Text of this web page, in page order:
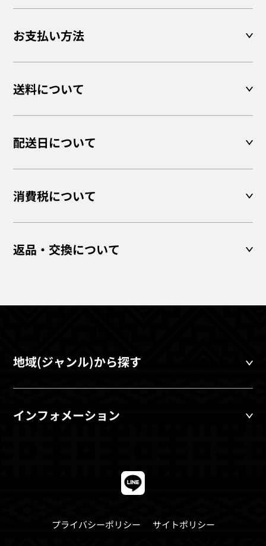
お支払い方法
送料について
配送日について
消費税について
返品・交換について
地域(ジャンル)から探す
インフォメーション
プライバシーポリシー サイトポリシー